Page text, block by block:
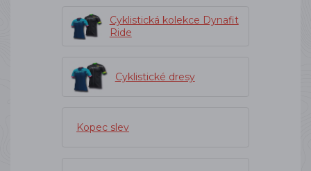
Cyklistická kolekce Dynafit
Ride
Cyklistické dresy
Kopec slev